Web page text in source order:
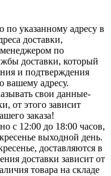
по указанному адресу в
доставки,
менеджером по
доставки, который
и подтверждения
вашему адресу.
свои данные-
от этого зависит
заказа!
с 12:00 до 18:00 часов,
выходной день.
доставляются в
доставки зависит от
товара на складе